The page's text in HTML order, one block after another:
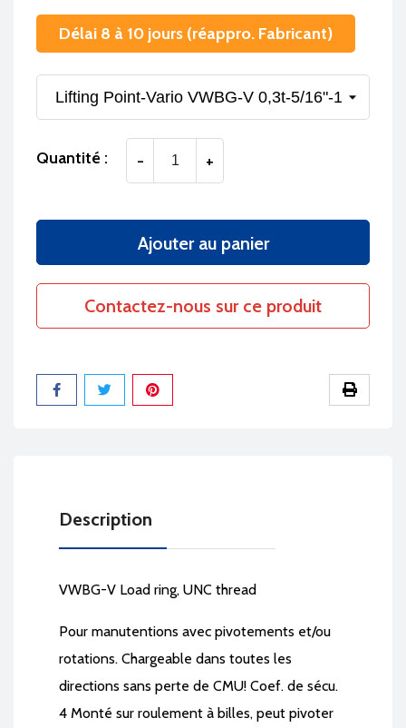
Délai 8 à 10 jours (réappro. Fabricant)
Quantité : - +
Ajouter au panier
Contactez-nous sur ce produit
Partager
Description
VWBG-V Load ring, UNC thread
Pour manutentions avec pivotements et/ou
rotations. Chargeable dans toutes les
directions sans perte de CMU! Coef. de sécu.
4 Monté sur roulement à billes, peut pivoter